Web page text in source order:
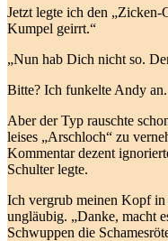
Jetzt legte ich den
Kumpel geirrt.“
„Nun hab Dich nicht so.
Bitte? Ich funkelte Andy
Aber der Typ rauschte
leises „Arschloch“ zu
Kommentar dezent
Schulter legte.
Ich vergrub meinen Kopf in
ungläubig. „Danke, macht
Schwuppen die